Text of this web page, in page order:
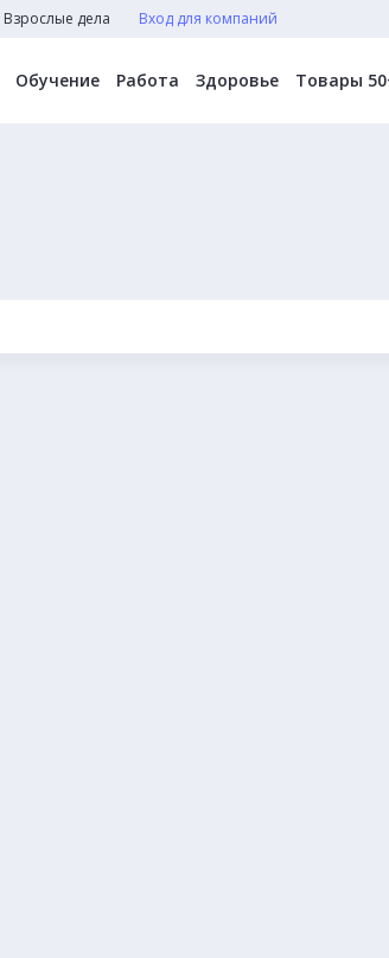
Взрослые дела Вход для компаний
Обучение Работа Здоровье Товары